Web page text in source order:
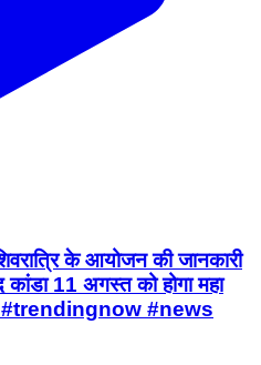
के आयोजन की जानकारी
11 अगस्त को होगा महा
#trendingnow #news